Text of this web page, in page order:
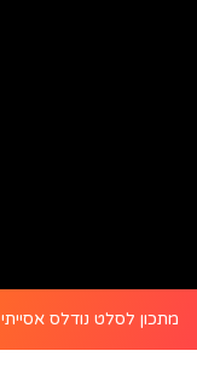
מתכון לסלט נודלס